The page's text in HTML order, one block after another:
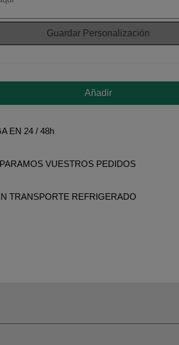
Guardar Personalización
Añadir
EN 24 / 48h
VUESTROS PEDIDOS
TRANSPORTE REFRIGERADO